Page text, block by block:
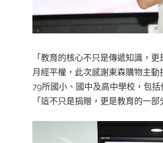
「教育的核心不只是傳遞知識，
月經平權，此次感謝東森購物主
79所國小、國中及高中學校，包
「這不只是捐贈，更是教育的一